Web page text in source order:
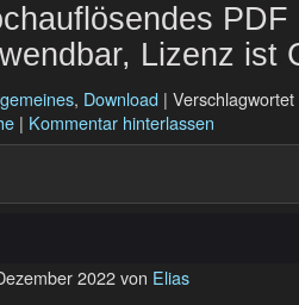
Lizenz ist
, Download | Verschlagwortet
| Kommentar hinterlassen
2022von Elias